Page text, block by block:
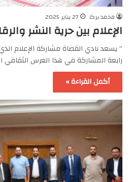
محمد بركا 27 يناير 2025
الإعلام بين حرية النشر
” يسعد نادي القضاة مشاركة الإعلام
رابعة المشاركة في هذا العرس
أكمل القراءة »